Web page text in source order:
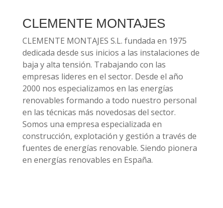
CLEMENTE MONTAJES
CLEMENTE MONTAJES S.L. fundada en 1975
dedicada desde sus inicios a las instalaciones de
baja y alta tensión. Trabajando con las
empresas lideres en el sector. Desde el año
2000 nos especializamos en las energías
renovables formando a todo nuestro personal
en las técnicas más novedosas del sector.
Somos una empresa especializada en
construcción, explotación y gestión a través de
fuentes de energías renovable. Siendo pionera
en energías renovables en España.